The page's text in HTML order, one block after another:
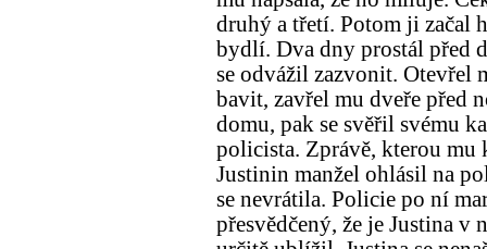
druhý a třetí. Potom ji začal
bydlí. Dva dny prostál před
se odvážil zazvonit. Otevřel
bavit, zavřel mu dveře před
domu, pak se svěřil svému
policista. Zprávě, kterou mu
Justinin manžel ohlásil na
se nevrátila. Policie po ní
přesvědčený, že je Justina v